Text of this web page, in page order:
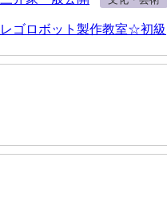
レゴロボット製作教室☆初級